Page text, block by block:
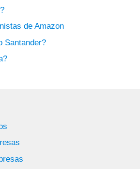
de Amazon
Santander?